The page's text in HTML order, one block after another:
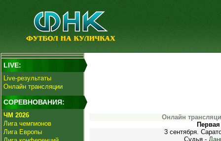
LIVE:
Live-результаты
Онлайн трансляции
СОРЕВНОВАНИЯ:
ЧМ 2026
Лига чемпионов
Лига Европы
Онлайн
3 сентября.
Судья -